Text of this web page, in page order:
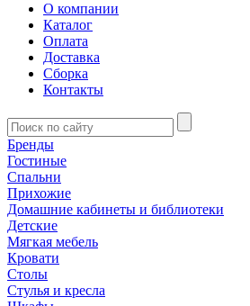
О компании
Каталог
Оплата
Доставка
Сборка
Контакты
Бренды
Гостиные
Спальни
Прихожие
Домашние кабинеты и библиотеки
Детские
Мягкая мебель
Кровати
Столы
Стулья и кресла